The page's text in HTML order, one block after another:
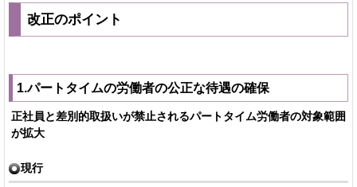
改正のポイント
1.パートタイムの労働者の公正な待遇の確保
正社員と差別的取扱いが禁止されるパートタイム労働者の対象範囲
が拡大
現行